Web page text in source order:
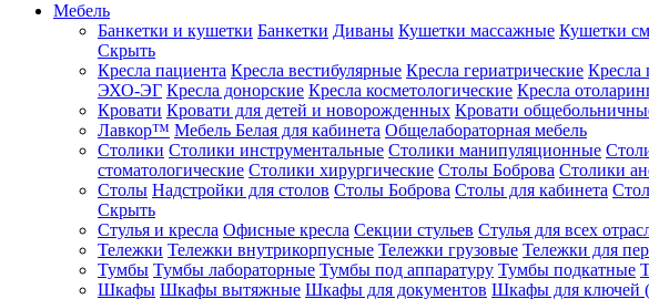
Мебель
Банкетки и кушетки Банкетки Диваны Кушетки массажные Кушетки
Скрыть
Кресла пациента Кресла вестибулярные Кресла гериатрические Кресла
ЭХО-ЭГ Кресла донорские Кресла косметологические Кресла
Кровати Кровати для детей и новорожденных Кровати
Лавкор™ Мебель Белая для кабинета Общелабораторная мебель
Столики Столики инструментальные Столики манипуляционные
стоматологические Столики хирургические Столы Боброва Столики
Столы Надстройки для столов Столы Боброва Столы для кабинета
Скрыть
Стулья и кресла Офисные кресла Секции стульев Стулья для всех
Тележки Тележки внутрикорпусные Тележки грузовые Тележки для
Тумбы Тумбы лабораторные Тумбы под аппаратуру Тумбы подкатные
Шкафы Шкафы вытяжные Шкафы для документов Шкафы для ключей